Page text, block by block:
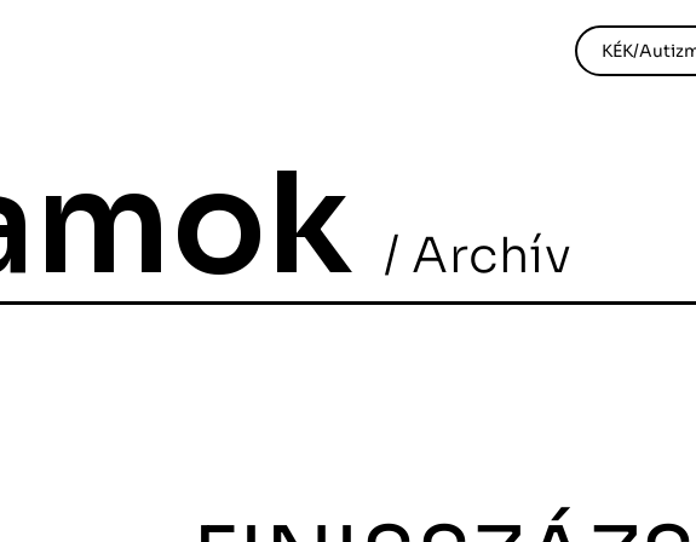
KÉK/
/ Archív